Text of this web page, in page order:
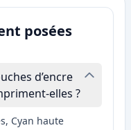
posées
d’encre
elles ?
Cyan haute